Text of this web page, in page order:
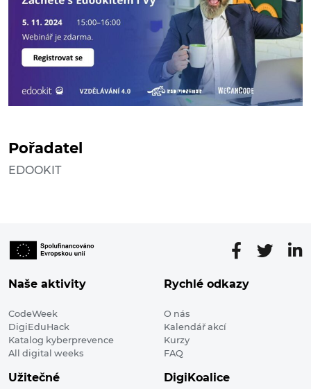
Pořadatel
EDOOKIT
Naše aktivity
CodeWeek
DigiEduHack
Katalog kyberprevence
All digital weeks
Rychlé odkazy
O nás
Kalendář akcí
Kurzy
FAQ
Užitečné DigiKoalice